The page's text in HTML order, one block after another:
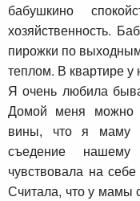
бабушкино
хозяйственность.
пирожки по
теплом. В квартире у
Я очень любила
Домой меня можно
вины, что я маму
съедение
чувствовала на
Считала, что у мамы